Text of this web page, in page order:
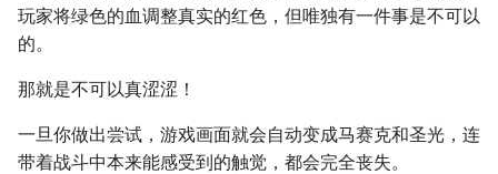
玩家将绿色的血调整真实的红色，但唯独有一件事是不可以
的。
那就是不可以真涩涩！
一旦你做出尝试，游戏画面就会自动变成马赛克和圣光，连
带着战斗中本来能感受到的触觉，都会完全丧失。